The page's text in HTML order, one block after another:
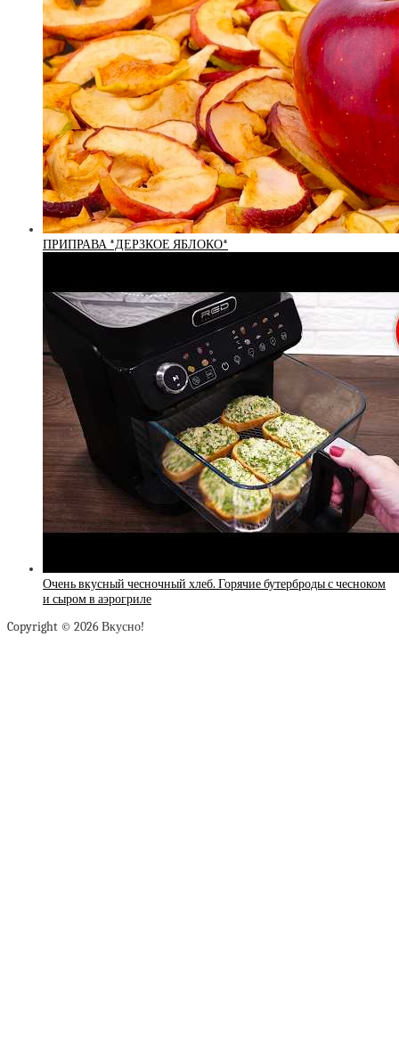
ПРИПРАВА *ДЕРЗКОЕ ЯБЛОКО*
Очень вкусный чесночный хлеб. Горячие бутерброды с чесноком
и сыром в аэрогриле
Copyright © 2026 Вкусно!